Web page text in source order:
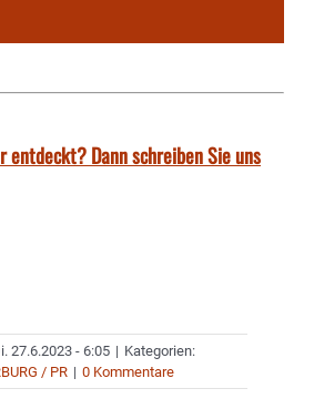
entdeckt? Dann schreiben Sie uns
27.6.2023 - 6:05 | Kategorien:
/ PR | 0 Kommentare